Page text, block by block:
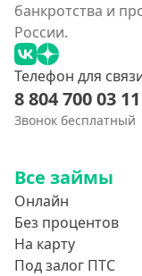
банкротства и
России.
Телефон для
8 804 700 03 11
Звонок бесплатный
Все займы
Онлайн
Без процентов
На карту
Под залог ПТС